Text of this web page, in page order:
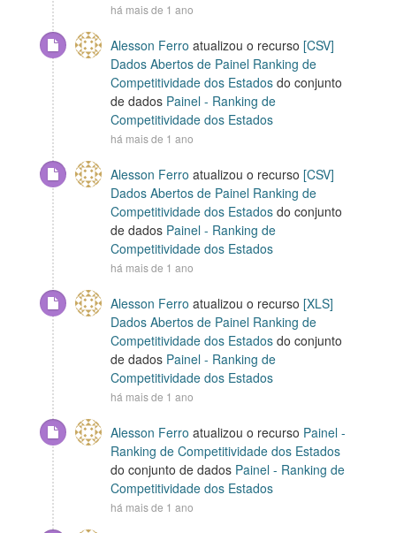
há mais de 1 ano
Alesson Ferro atualizou o recurso [CSV]
Dados Abertos de Painel Ranking de
Competitividade dos Estados do conjunto
de dados Painel - Ranking de
Competitividade dos Estados
há mais de 1 ano
Alesson Ferro atualizou o recurso [CSV]
Dados Abertos de Painel Ranking de
Competitividade dos Estados do conjunto
de dados Painel - Ranking de
Competitividade dos Estados
há mais de 1 ano
Alesson Ferro atualizou o recurso [XLS]
Dados Abertos de Painel Ranking de
Competitividade dos Estados do conjunto
de dados Painel - Ranking de
Competitividade dos Estados
há mais de 1 ano
Alesson Ferro atualizou o recurso Painel -
Ranking de Competitividade dos Estados
do conjunto de dados Painel - Ranking de
Competitividade dos Estados
há mais de 1 ano